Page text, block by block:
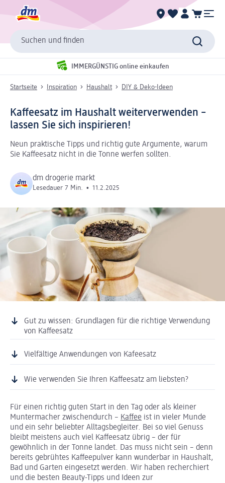
Suchen und finden
IMMERGÜNSTIG online einkaufen
Startseite Inspiration Haushalt DIY & Deko-Ideen
Kaffeesatz im Haushalt weiterverwenden –
lassen Sie sich inspirieren!
Neun praktische Tipps und richtig gute Argumente, warum
Sie Kaffeesatz nicht in die Tonne werfen sollten.
dm drogerie markt
Lesedauer 7 Min. • 11.2.2025
Gut zu wissen: Grundlagen für die richtige Verwendung
von Kaffeesatz
Vielfältige Anwendungen von Kafeesatz
Wie verwenden Sie Ihren Kaffeesatz am liebsten?
Für einen richtig guten Start in den Tag oder als kleiner
Muntermacher zwischendurch – Kaffee ist in vieler Munde
und ein sehr beliebter Alltagsbegleiter. Bei so viel Genuss
bleibt meistens auch viel Kaffeesatz übrig – der für
gewöhnlich in der Tonne landet. Das muss nicht sein – denn
bereits gebrühtes Kaffeepulver kann wunderbar in Haushalt,
Bad und Garten eingesetzt werden. Wir haben recherchiert
und die besten Beauty-Tipps und Ideen zur